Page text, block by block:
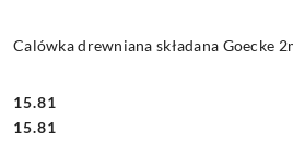
Calówka drewniana składana Goecke
Cena:
15.81
Cena:
15.81